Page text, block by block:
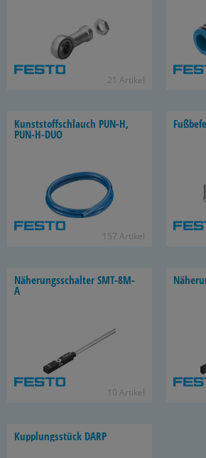
21 Ar­ti­kel
Kunst­stoff­schlauch PUN-H,
PUN-​H-DUO
157 Ar­ti­kel
Nä­he­rungs­schal­ter SMT-​8M-
A
10 Ar­ti­kel
Kupp­lungs­stück DARP